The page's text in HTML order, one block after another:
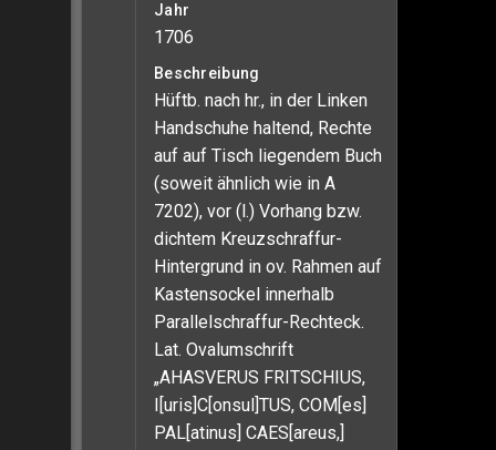
Jahr
1706
Beschreibung
Hüftb. nach hr., in der Linken
Handschuhe haltend, Rechte
auf auf Tisch liegendem Buch
(soweit ähnlich wie in A
7202), vor (l.) Vorhang bzw.
dichtem Kreuzschraffur-
Hintergrund in ov. Rahmen auf
Kastensockel innerhalb
Parallelschraffur-Rechteck.
Lat. Ovalumschrift
„AHASVERUS FRITSCHIUS,
I[uris]C[onsul]TUS, COM[es]
PAL[atinus] CAES[areus,]